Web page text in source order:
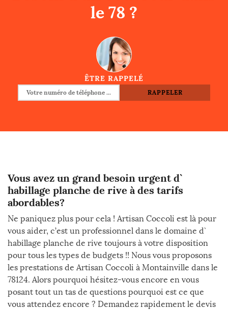
le 78 ?
ÊTRE RAPPELÉ
Vous avez un grand besoin urgent d`
habillage planche de rive à des tarifs
abordables?
Ne paniquez plus pour cela ! Artisan Coccoli est là pour
vous aider, c’est un professionnel dans le domaine d`
habillage planche de rive toujours à votre disposition
pour tous les types de budgets !! Nous vous proposons
les prestations de Artisan Coccoli à Montainville dans le
78124. Alors pourquoi hésitez-vous encore en vous
posant tout un tas de questions pourquoi est ce que
vous attendez encore ? Demandez rapidement le devis